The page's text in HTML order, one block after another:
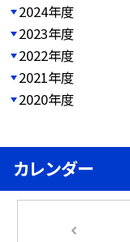
2024年度
2023年度
2022年度
2021年度
2020年度
カレンダー